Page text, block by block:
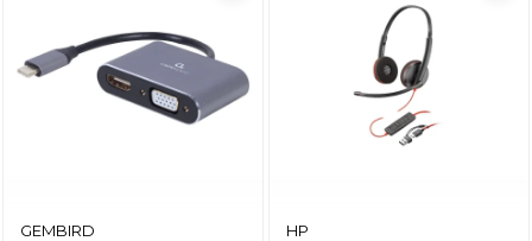
GEMBIRD
HP